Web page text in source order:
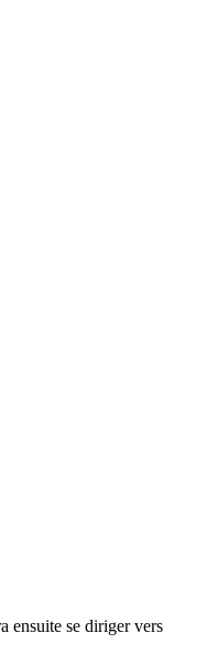
ensuite se diriger vers